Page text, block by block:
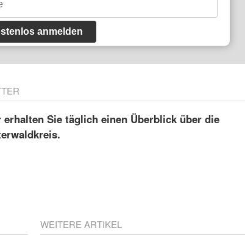
anmelden
Sie täglich einen Überblick über die
WEITERE ARTIKEL